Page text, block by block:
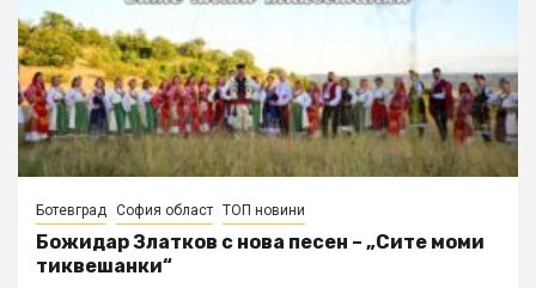
Ботевград София област ТОП новини
Божидар Златков с нова песен – „Сите моми
тиквешанки“